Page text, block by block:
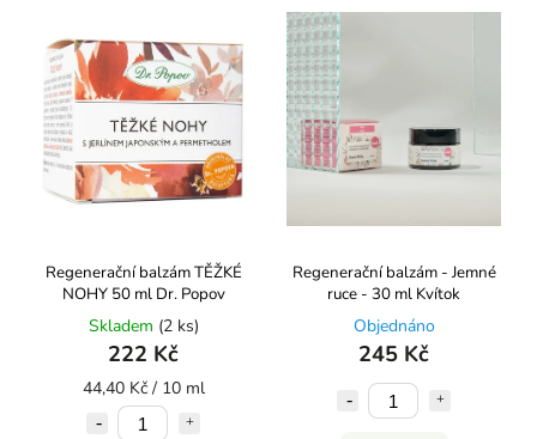
Regenerační balzám TĚŽKÉ
NOHY 50 ml Dr. Popov
Skladem (2 ks)
222 Kč
44,40 Kč / 10 ml
Regenerační balzám - Jemné
ruce - 30 ml Kvítok
Objednáno
245 Kč